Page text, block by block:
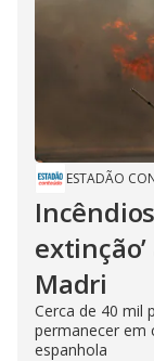
ESTADÃO
Madri
Cerca de 40 mil
permanecer em
espanhola